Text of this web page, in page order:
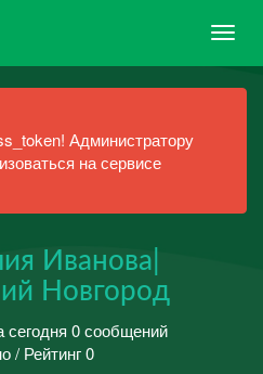
Администратору
на сервисе
Иванова|
Новгород
сегодня 0 сообщений
/ Рейтинг 0